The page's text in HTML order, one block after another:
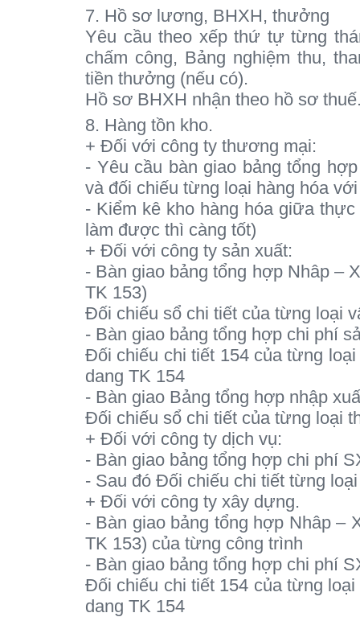
7. Hồ sơ lương, BHXH, thưởng
Yêu cầu theo xếp thứ tự từng
chấm công, Bảng nghiệm thu,
tiền thưởng (nếu có).
Hồ sơ BHXH nhận theo hồ sơ
8. Hàng tồn kho.
+ Đối với công ty thương mại:
- Yêu cầu bàn giao bảng tổng
và đối chiếu từng loại hàng hóa
- Kiểm kê kho hàng hóa giữa
làm được thì càng tốt)
+ Đối với công ty sản xuất:
- Bàn giao bảng tổng hợp Nhâp –
TK 153)
Đối chiếu sổ chi tiết của từng loại
- Bàn giao bảng tổng hợp chi phí
Đối chiếu chi tiết 154 của từng
dang TK 154
- Bàn giao Bảng tổng hợp nhập
Đối chiếu sổ chi tiết của từng loại
+ Đối với công ty dịch vụ:
- Bàn giao bảng tổng hợp chi phí
- Sau đó Đối chiếu chi tiết từng
+ Đối với công ty xây dựng.
- Bàn giao bảng tổng hợp Nhâp –
TK 153) của từng công trình
- Bàn giao bảng tổng hợp chi phí
Đối chiếu chi tiết 154 của từng
dang TK 154